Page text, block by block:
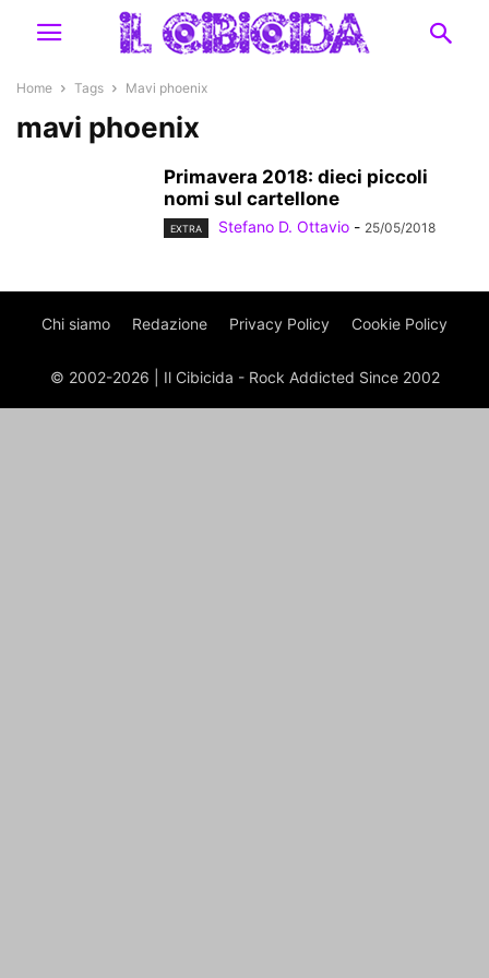
Home Tags Mavi phoenix
mavi phoenix
Primavera 2018: dieci piccoli
nomi sul cartellone
EXTRA Stefano D. Ottavio - 25/05/2018
Chi siamo Redazione Privacy Policy Cookie Policy
© 2002-2026 | Il Cibicida - Rock Addicted Since 2002